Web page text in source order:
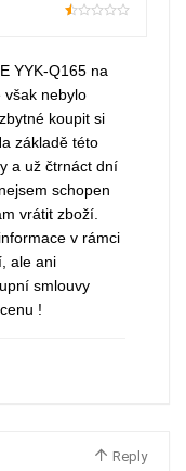
YYK-Q165 na
však nebylo
koupit si
základě této
a už čtrnáct dní
schopen
vrátit zboží.
v rámci
ale ani
smlouvy
!
Reply